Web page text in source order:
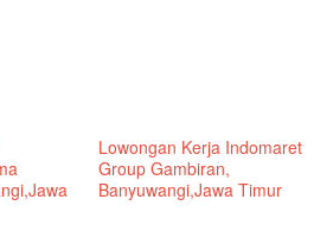
Lowongan Kerja Indomaret
Group Gambiran,
Banyuwangi,Jawa Timur